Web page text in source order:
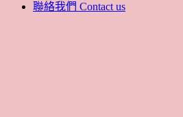
聯絡我們 Contact us